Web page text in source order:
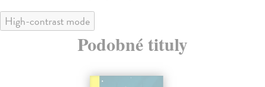
High-contrast mode
Podobné tituly